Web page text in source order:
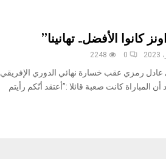
كانوا الأفضل.. تهانينا”
0
2248
عادل رمزي عقب خسارة نهائي الدوري الإفريقي
المباراة كانت صعبة قائلا :”أعتقد أنّكم رأيتم